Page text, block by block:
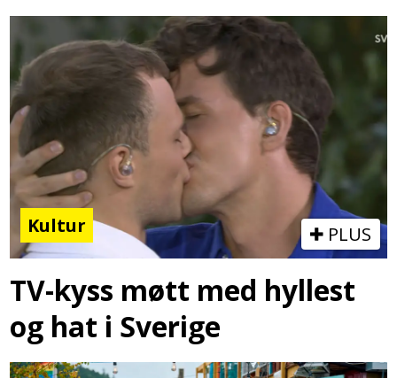
Kultur PLUS
TV-kyss møtt med hyllest
og hat i Sverige